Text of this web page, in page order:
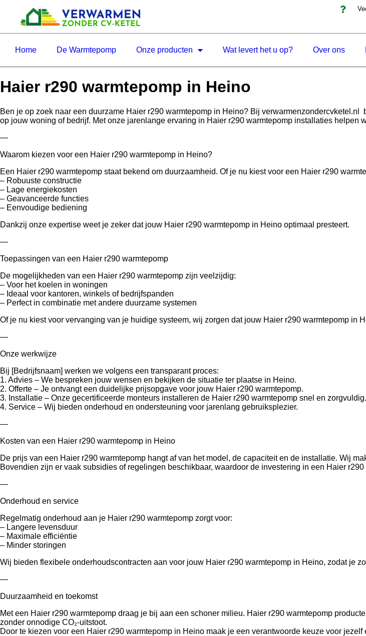
Home De Warmtepomp Onze producten Wat levert het u op? Over ons
Haier r290 warmtepomp in Heino
Ben je op zoek naar een duurzame Haier r290 warmtepomp in Heino? Bij
op jouw woning of bedrijf. Met onze jarenlange ervaring in Haier r290 warmtepomp installaties helpen
—
Waarom kiezen voor een Haier r290 warmtepomp in Heino?
Een Haier r290 warmtepomp staat bekend om duurzaamheid. Of je nu kiest voor een Haier r290
– Robuuste constructie
– Lage energiekosten
– Geavanceerde functies
– Eenvoudige bediening
Dankzij onze expertise weet je zeker dat jouw Haier r290 warmtepomp in Heino optimaal presteert.
—
Toepassingen van een Haier r290 warmtepomp
De mogelijkheden van een Haier r290 warmtepomp zijn veelzijdig:
– Voor het koelen in woningen
– Ideaal voor kantoren, winkels of bedrijfspanden
– Perfect in combinatie met andere duurzame systemen
Of je nu kiest voor vervanging van je huidige systeem, wij zorgen dat jouw Haier r290 warmtepomp in
—
Onze werkwijze
Bij [Bedrijfsnaam] werken we volgens een transparant proces:
1. Advies – We bespreken jouw wensen en bekijken de situatie ter plaatse in Heino.
2. Offerte – Je ontvangt een duidelijke prijsopgave voor jouw Haier r290 warmtepomp.
3. Installatie – Onze gecertificeerde monteurs installeren de Haier r290 warmtepomp snel en zorgvuldig.
4. Service – Wij bieden onderhoud en ondersteuning voor jarenlang gebruiksplezier.
—
Kosten van een Haier r290 warmtepomp in Heino
De prijs van een Haier r290 warmtepomp hangt af van het model, de capaciteit en de installatie. Wij
Bovendien zijn er vaak subsidies of regelingen beschikbaar, waardoor de investering in een Haier
—
Onderhoud en service
Regelmatig onderhoud aan je Haier r290 warmtepomp zorgt voor:
– Langere levensduur
– Maximale efficiëntie
– Minder storingen
Wij bieden flexibele onderhoudscontracten aan voor jouw Haier r290 warmtepomp in Heino, zodat je
—
Duurzaamheid en toekomst
Met een Haier r290 warmtepomp draag je bij aan een schoner milieu. Haier r290 warmtepomp
zonder onnodige CO₂-uitstoot.
Door te kiezen voor een Haier r290 warmtepomp in Heino maak je een verantwoorde keuze voor jezelf